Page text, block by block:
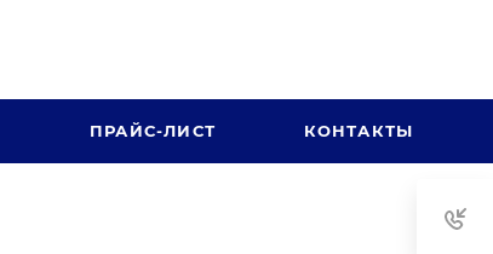
ПРАЙС-ЛИСТ КОНТАКТЫ